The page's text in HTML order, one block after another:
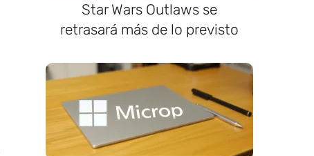
Star Wars Outlaws se
retrasará más de lo previsto